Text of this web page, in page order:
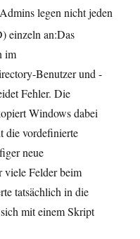
legen nicht jeden
einzeln an:Das
im
Benutzer und -
Fehler. Die
Windows dabei
die vordefinierte
neue
viele Felder beim
tatsächlich in die
mit einem Skript